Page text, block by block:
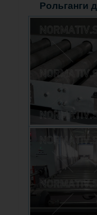
Рольганги